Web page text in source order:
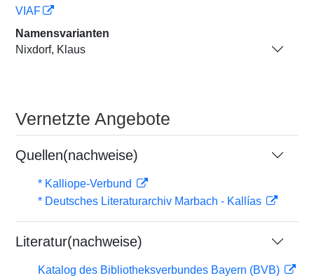
VIAF
Namensvarianten
Nixdorf, Klaus
Vernetzte Angebote
Quellen(nachweise)
* Kalliope-Verbund
* Deutsches Literaturarchiv Marbach - Kallías
Literatur(nachweise)
Katalog des Bibliotheksverbundes Bayern (BVB)